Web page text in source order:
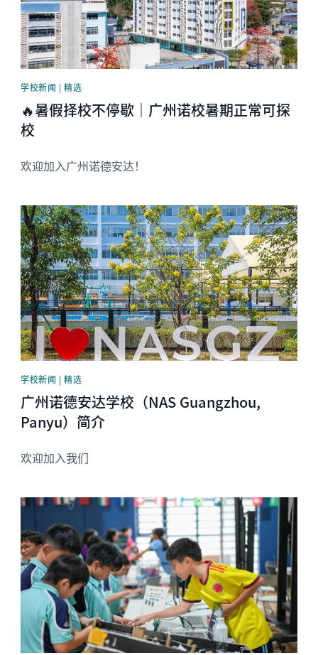
学校新闻 | 精选
🔥暑假择校不停歇｜广州诺校暑期正常可探
校
欢迎加入广州诺德安达！
News image
学校新闻 | 精选
广州诺德安达学校（NAS Guangzhou,
Panyu）简介
欢迎加入我们
News image